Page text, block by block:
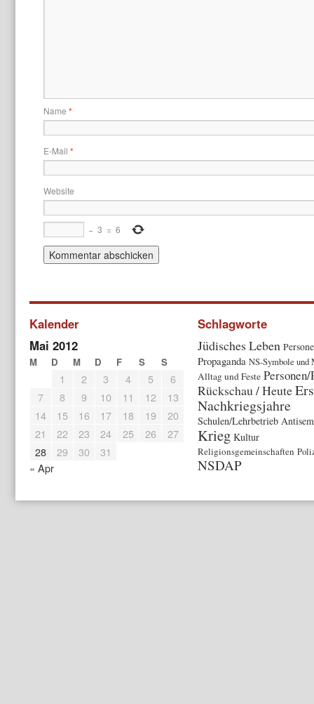
Name *
E-Mail *
Website
− 3 = 6
Kalender
Mai 2012
M D M D F S S
« Apr
1 2 3 4 5
6
7
8 9 10 11 12
13
14
15 16 17 18 19
20
21
22 23 24 25 26
27
28
29 30 31
Schlagworte
Jüdisches Leben
Propaganda NS-Symbole und
Alltag und Feste
Rückschau / Heute
Nachkriegsjahre
Schulen/Lehrbetrieb
Krieg Kultur
Religionsgemeinschaften
NSDAP